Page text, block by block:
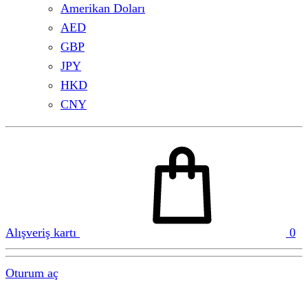
Amerikan Doları
AED
GBP
JPY
HKD
CNY
Alışveriş kartı 0
Oturum aç